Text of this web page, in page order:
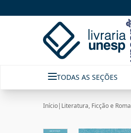
TODAS AS SEÇÕES
Início| Literatura, Ficção e